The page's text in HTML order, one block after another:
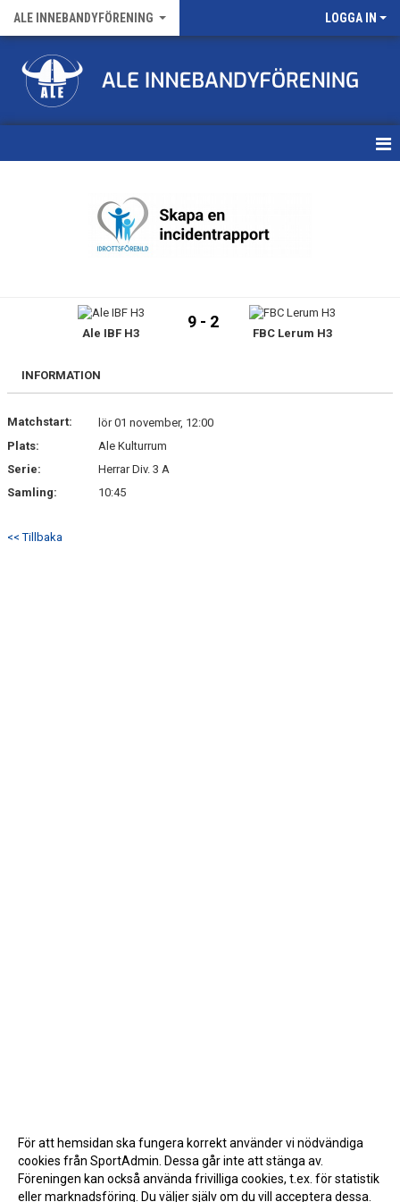
ALE INNEBANDYFÖRENING LOGGA IN
FÖRENINGENS MATCHER
NYHETSARKIV
MEDLEMSKAP
Ale IBF H3
9 - 2
FBC Lerum H3
INFORMATION
Matchstart:
lör 01 november, 12:00
Plats:
Ale Kulturrum
Serie:
Herrar Div. 3 A
Samling:
10:45
<< Tillbaka
För att hemsidan ska fungera korrekt använder vi nödvändiga
cookies från SportAdmin. Dessa går inte att stänga av.
Föreningen kan också använda frivilliga cookies, t.ex. för statistik
eller marknadsföring. Du väljer själv om du vill acceptera dessa.